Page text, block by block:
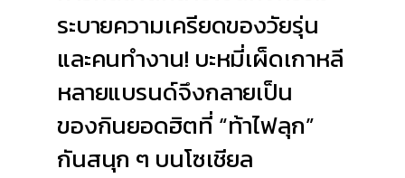
ระบายความเครียดของวัยรุ่น
และคนทำงาน! บะหมี่เผ็ดเกาหลี
หลายแบรนด์จึงกลายเป็น
ของกินยอดฮิตที่ “ท้าไฟลุก”
กันสนุก ๆ บนโซเชียล